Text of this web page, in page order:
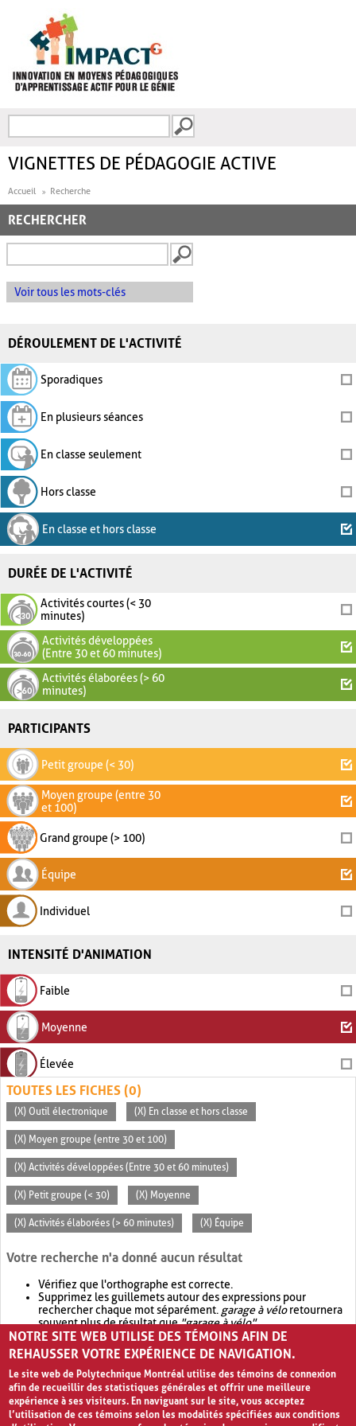
FORMULAIRE DE
VIGNETTES DE PÉDAGOGIE ACTIVE
Accueil Recherche
RECHERCHER
Voir tous les mots-clés
DÉROULEMENT DE L'ACTIVITÉ
Sporadiques
En plusieurs séances
En classe seulement
Hors classe
En classe et hors classe
DURÉE DE L'ACTIVITÉ
Activités courtes (< 30
minutes)
Activités développées
(Entre 30 et 60 minutes)
Activités élaborées (> 60
minutes)
PARTICIPANTS
Petit groupe (< 30)
Moyen groupe (entre 30
et 100)
Grand groupe (> 100)
Équipe
Individuel
INTENSITÉ D'ANIMATION
Faible
Moyenne
Élevée
TOUTES LES FICHES (0)
(X) Outil électronique (X) En classe et hors classe
(X) Moyen groupe (entre 30 et 100)
(X) Activités développées (Entre 30 et 60 minutes)
(X) Petit groupe (< 30) (X) Moyenne
(X) Activités élaborées (> 60 minutes) (X) Équipe
Votre recherche n'a donné aucun résultat
Vérifiez que l'orthographe est correcte.
Supprimez les guillemets autour des expressions pour
rechercher chaque mot séparément. garage à véloretournera
souvent plus de résultat que"garage à vélo".
Envisagez d'élargir votre recherche avec OR.garage OR vélo
retournera souvent plus de résultat quegarage à vélo
NOTRE SITE WEB UTILISE DES TÉMOINS AFIN DE
REHAUSSER VOTRE EXPÉRIENCE DE NAVIGATION.
Le site web de Polytechnique Montréal utilise des témoins de connexion
afin de recueillir des statistiques générales et offrir une meilleure
expérience à ses visiteurs. En naviguant sur le site, vous acceptez
l’utilisation de ces témoins selon les modalités spécifiées aux conditions